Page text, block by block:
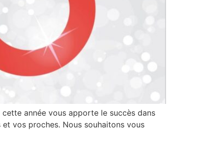
année vous apporte le succès dans
vos proches. Nous souhaitons vous